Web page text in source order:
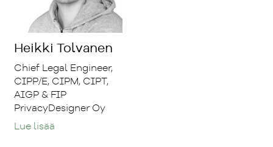
Heikki Tolvanen
Chief Legal Engineer,
CIPP/E, CIPM, CIPT,
AIGP & FIP
PrivacyDesigner Oy
Lue lisää